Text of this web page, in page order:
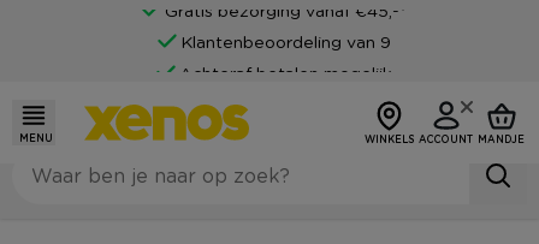
Gratis bezorging vanaf €45,-*
Klantenbeoordeling van 9
Achteraf betalen mogelijk
MENU WINKELS ACCOUNT MANDJE